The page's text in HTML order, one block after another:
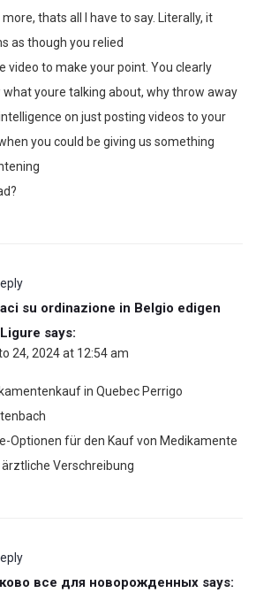
thats all I have to say. Literally, it
as though you relied
video to make your point. You clearly
what youre talking about, why throw away
on just posting videos to your
you could be giving us something
su ordinazione in Belgio edigen
says:
24, 2024 at 12:54 am
in Quebec Perrigo
Optionen für den Kauf von Medikamente
Verschreibung
все для новорожденных says: